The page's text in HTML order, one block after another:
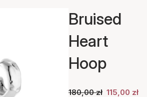
Bruised
Heart
Hoop
180,00 zł 115,00 zł